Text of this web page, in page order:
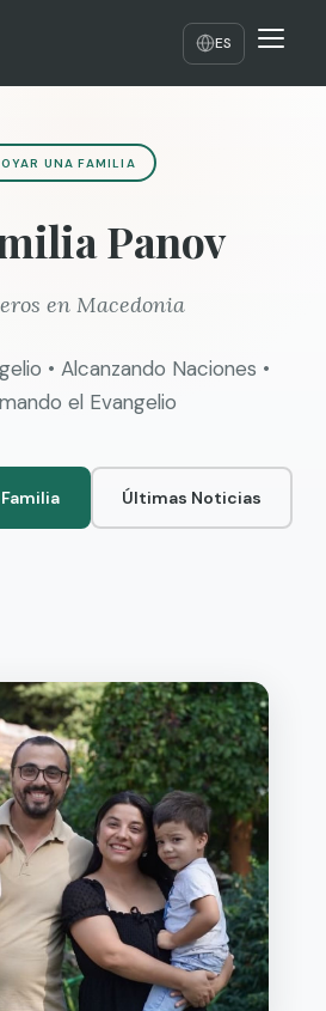
ES
UNA FAMILIA
Panov
en Macedonia
• Alcanzando Naciones •
el Evangelio
Últimas Noticias